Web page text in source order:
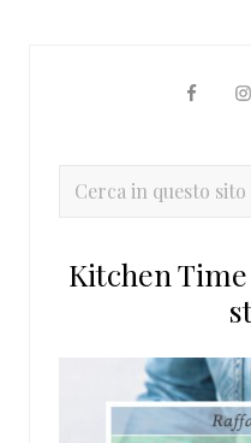
primaria
Cerca
sito
Kitchen